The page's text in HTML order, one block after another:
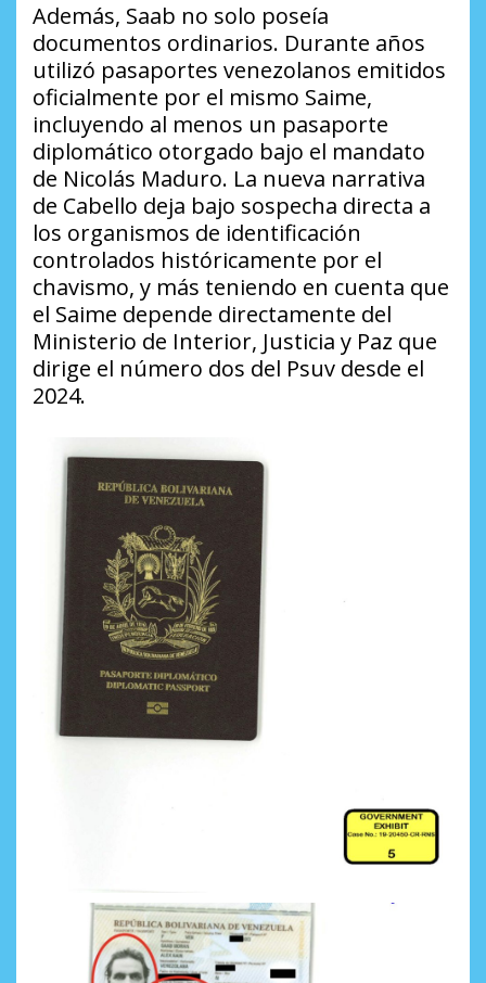
Además, Saab no solo poseía
documentos ordinarios. Durante años
utilizó pasaportes venezolanos emitidos
oficialmente por el mismo Saime,
incluyendo al menos un pasaporte
diplomático otorgado bajo el mandato
de Nicolás Maduro. La nueva narrativa
de Cabello deja bajo sospecha directa a
los organismos de identificación
controlados históricamente por el
chavismo, y más teniendo en cuenta que
el Saime depende directamente del
Ministerio de Interior, Justicia y Paz que
dirige el número dos del Psuv desde el
2024.